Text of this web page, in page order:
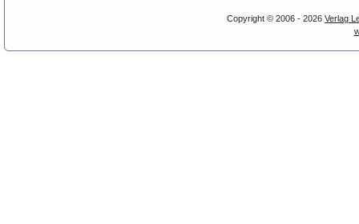
Copyright © 2006 - 2026 Verlag